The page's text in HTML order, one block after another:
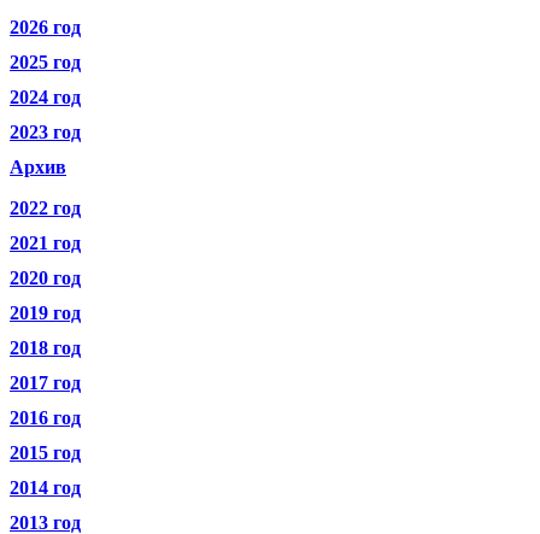
2026 год
2025 год
2024 год
2023 год
Архив
2022 год
2021 год
2020 год
2019 год
2018 год
2017 год
2016 год
2015 год
2014 год
2013 год